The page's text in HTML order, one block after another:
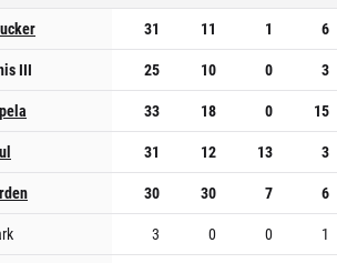
31 11 1 6
III
25 10 0 3
33 18 0 15
31 12 13 3
30 30 7 6
3 0 0 1